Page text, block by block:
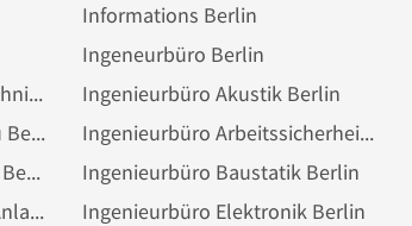
Informations Berlin
Ingeneurbüro Berlin
Ingenieurbüro Abwassertechnik Berlin Ingenieurbüro Akustik Berlin
Ingenieurbüro Apparatebau Berlin Ingenieurbüro Arbeitssicherheit Berlin
Ingenieurbüro Bauschaden Berlin Ingenieurbüro Baustatik Berlin
Ingenieurbüro Elektrische Anlage Berlin Ingenieurbüro Elektronik Berlin